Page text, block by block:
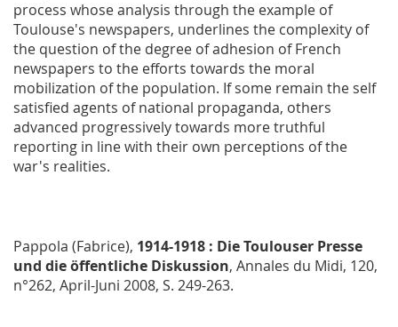
process whose analysis through the example of
Toulouse's newspapers, underlines the complexity of
the question of the degree of adhesion of French
newspapers to the efforts towards the moral
mobilization of the population. If some remain the self
satisfied agents of national propaganda, others
advanced progressively towards more truthful
reporting in line with their own perceptions of the
war's realities.
Pappola (Fabrice), 1914-1918 : Die Toulouser Presse
und die öffentliche Diskussion, Annales du Midi, 120,
n°262, April-Juni 2008, S. 249-263.